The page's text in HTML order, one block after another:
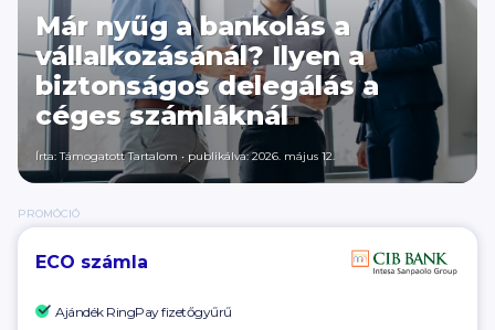
Már nyűg a bankolás a
vállalkozásánál? Ilyen a
biztonságos delegálás a
céges számláknál
Írta: Támogatott Tartalom • publikálva: 2026. május 12.
PROMÓCIÓ
ECO számla
Ajándék RingPay fizetőgyűrű